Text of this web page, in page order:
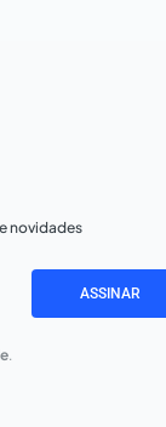
novidades
ASSINAR
.